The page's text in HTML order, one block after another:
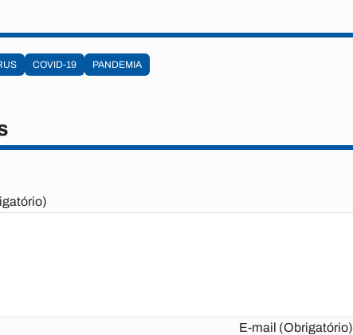
COVID-19 PANDEMIA
E-mail (Obrigatório)